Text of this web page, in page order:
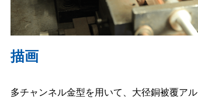
描画
多チャンネル金型を用いて、大径銅被覆ア